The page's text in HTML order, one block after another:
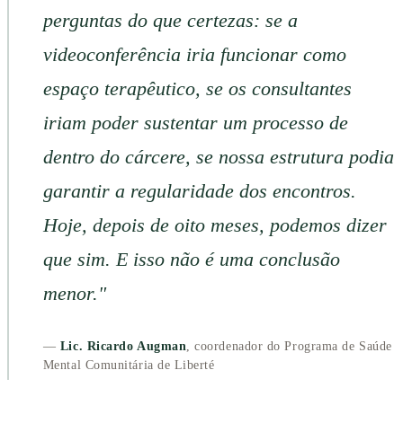
perguntas do que certezas: se a
videoconferência iria funcionar como
espaço terapêutico, se os consultantes
iriam poder sustentar um processo de
dentro do cárcere, se nossa estrutura podia
garantir a regularidade dos encontros.
Hoje, depois de oito meses, podemos dizer
que sim. E isso não é uma conclusão
menor."
— Lic. Ricardo Augman, coordenador do Programa de Saúde
Mental Comunitária de Liberté